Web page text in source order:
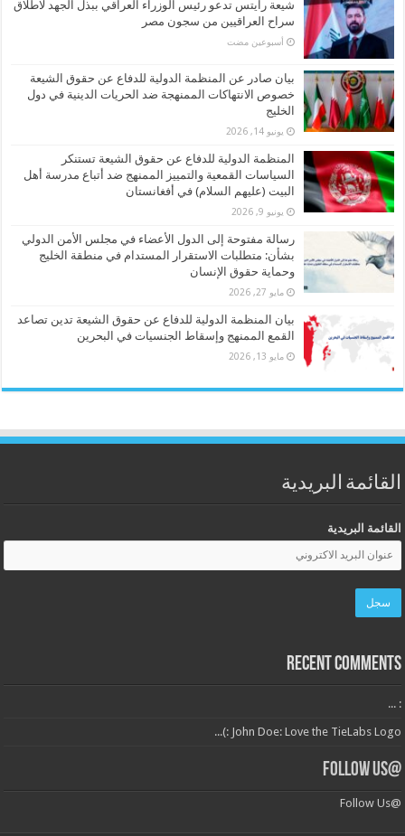
شيعة رايتس تدعو رئيس الوزراء العراقي ببذل الجهد لاطلاق
سراح العراقيين من سجون مصر
‏أسبوعين مضت
بيان صادر عن المنظمة الدولية للدفاع عن حقوق الشيعة
خصوص الانتهاكات الممنهجة ضد الحريات الدينية في دول
الخليج
يونيو 14, 2026
المنظمة الدولية للدفاع عن حقوق الشيعة تستنكر
السياسات القمعية والتمييز الممنهج ضد أتباع مدرسة أهل
البيت (عليهم السلام) في أفغانستان
يونيو 9, 2026
رسالة مفتوحة إلى الدول الأعضاء في مجلس الأمن الدولي
بشأن: متطلبات الاستقرار المستدام في منطقة الخليج
وحماية حقوق الإنسان
مايو 27, 2026
بيان المنظمة الدولية للدفاع عن حقوق الشيعة تدين تصاعد
القمع الممنهج وإسقاط الجنسيات في البحرين
مايو 13, 2026
القائمة البريدية
القائمة البريدية
Recent Comments
: ...
John Doe: Love the TieLabs Logo :)...
@Follow Us
@Follow Us